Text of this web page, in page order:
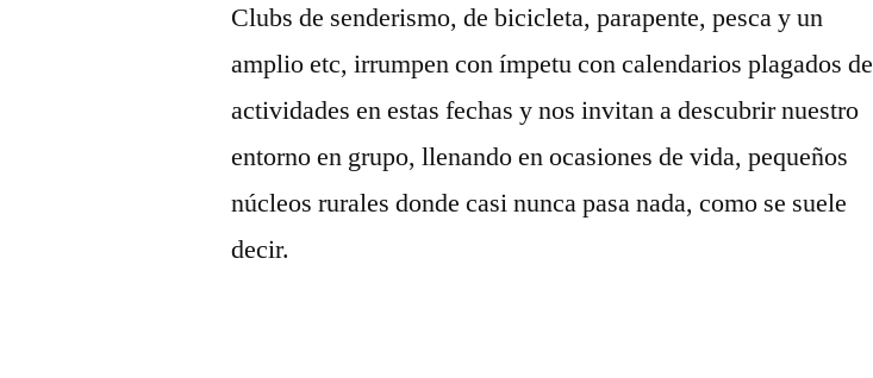
Clubs de senderismo, de bicicleta, parapente, pesca y un
amplio etc, irrumpen con ímpetu con calendarios plagados de
actividades en estas fechas y nos invitan a descubrir nuestro
entorno en grupo, llenando en ocasiones de vida, pequeños
núcleos rurales donde casi nunca pasa nada, como se suele
decir.